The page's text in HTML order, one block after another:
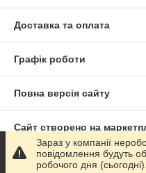
Доставка та оплата
Графік роботи
Повна версія сайту
Сайт створено на
Політика конфіденційності
Зараз у компанії
повідомлення будуть
робочого дня (сьогодні).